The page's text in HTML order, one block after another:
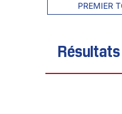
PREMIER